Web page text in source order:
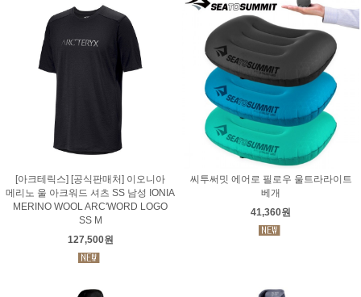
[아크테릭스] [공식판매처] 이오니아
메리노 울 아크워드 셔츠 SS 남성 IONIA
MERINO WOOL ARC'WORD LOGO
SS M
127,500원
씨투써밋 에어로 필로우 울트라라이트
베개
41,360원